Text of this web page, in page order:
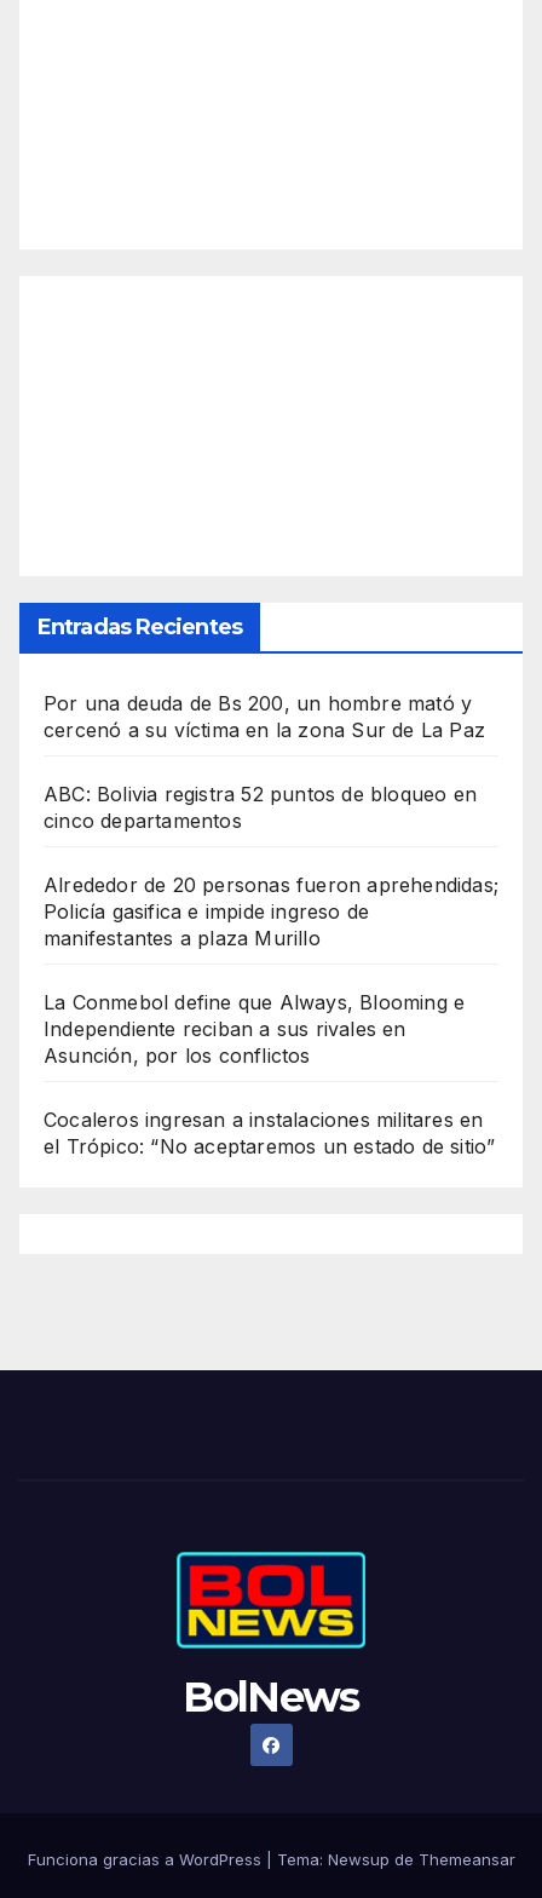
Entradas Recientes
Por una deuda de Bs 200, un hombre mató y
cercenó a su víctima en la zona Sur de La Paz
ABC: Bolivia registra 52 puntos de bloqueo en
cinco departamentos
Alrededor de 20 personas fueron aprehendidas;
Policía gasifica e impide ingreso de
manifestantes a plaza Murillo
La Conmebol define que Always, Blooming e
Independiente reciban a sus rivales en
Asunción, por los conflictos
Cocaleros ingresan a instalaciones militares en
el Trópico: “No aceptaremos un estado de sitio”
BolNews
Funciona gracias a WordPress Tema: Newsup de Themeansar